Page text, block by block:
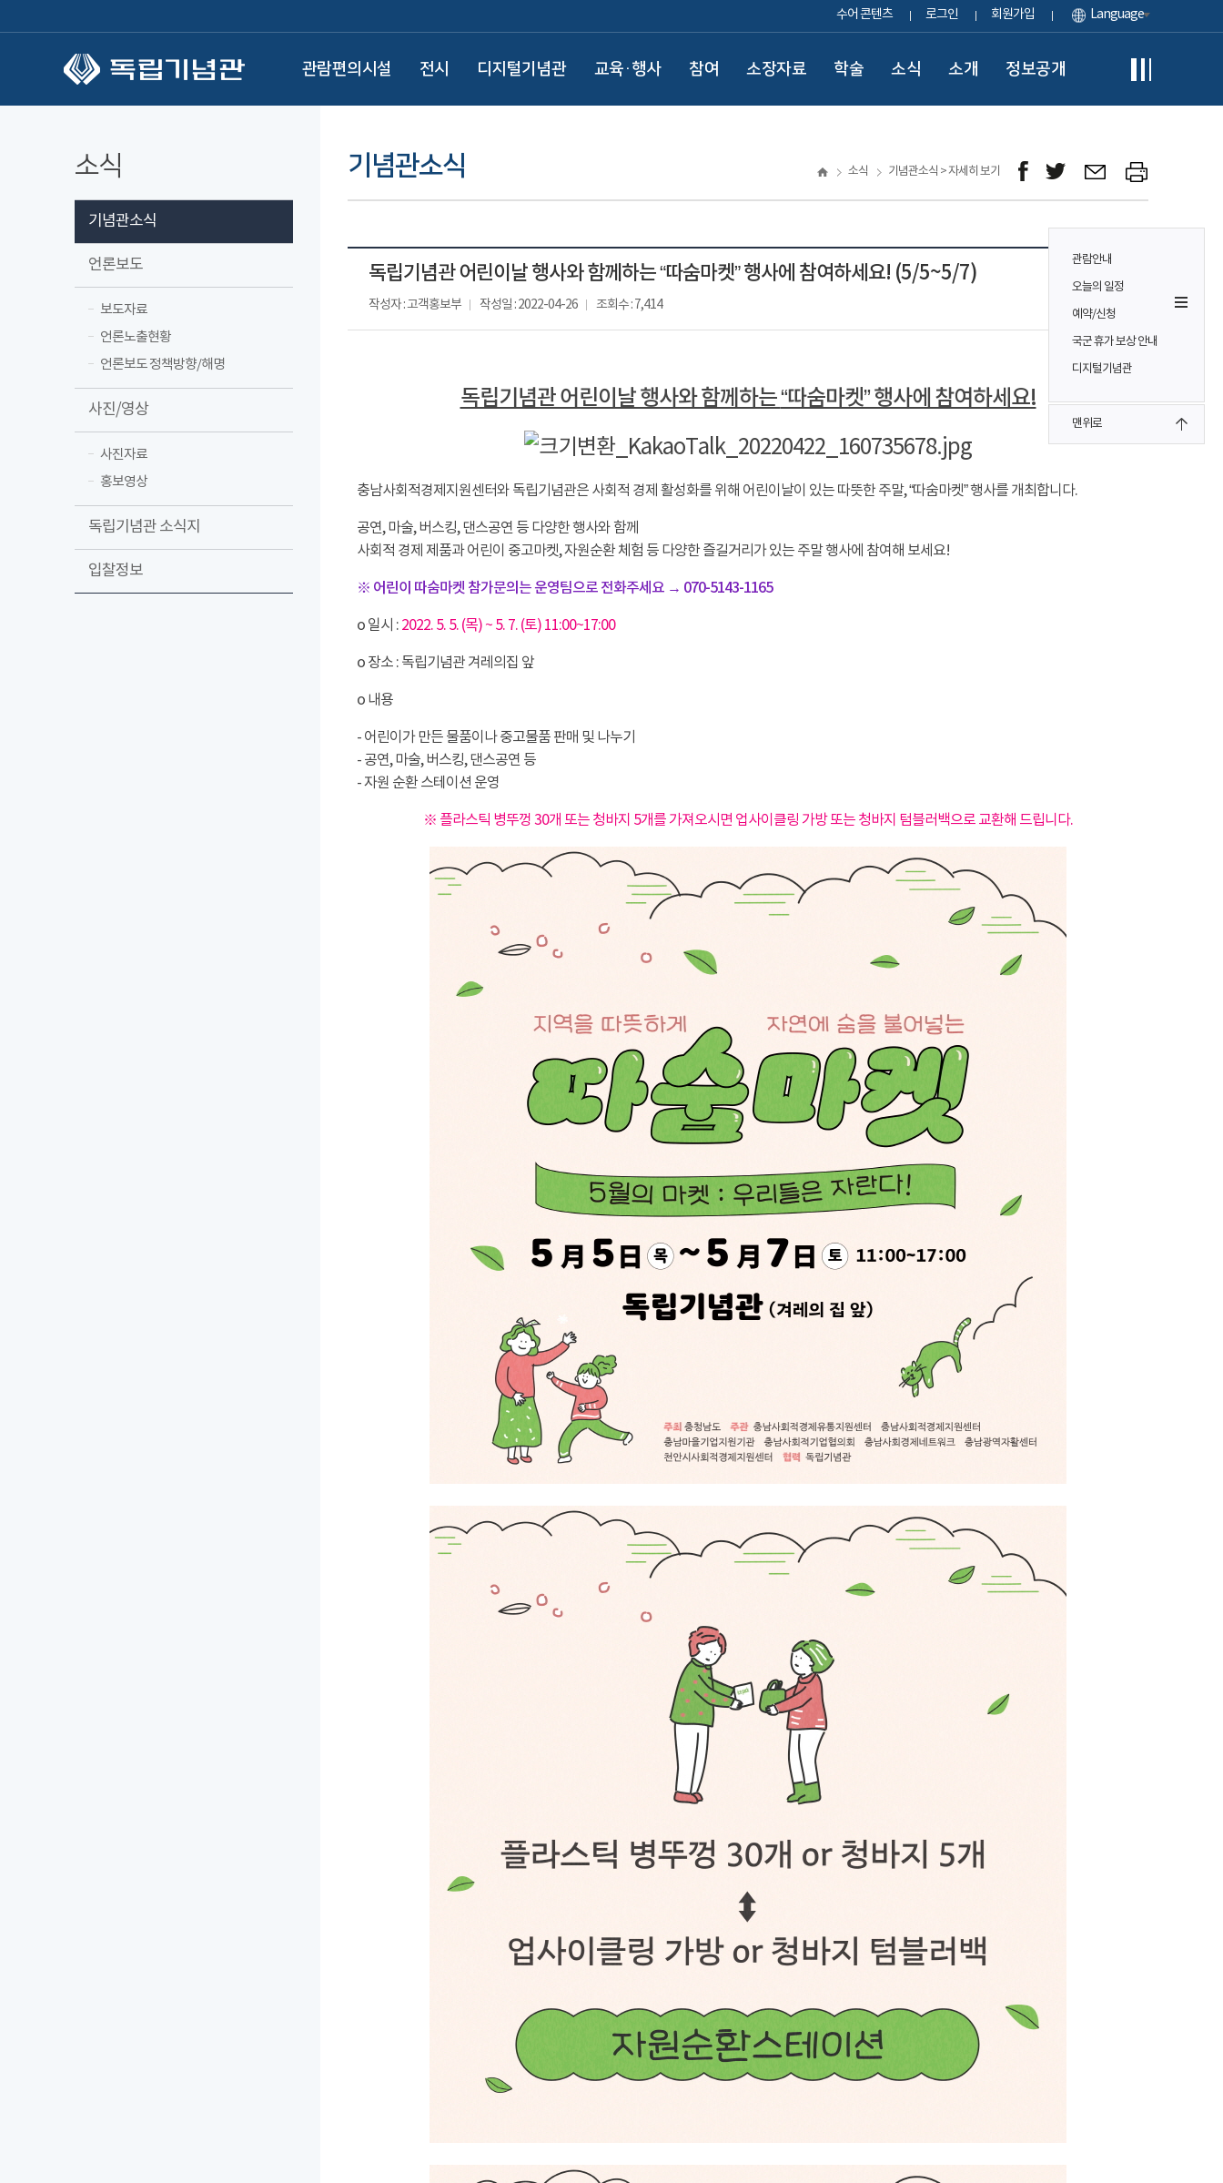
수어 콘텐츠 로그인 회원가입 Language
관람편의시설 전시 디지털기념관 교육·행사 참여 소장자료 학술 소식 소개 정보공개
관람안내
오늘의 일정
예약/신청
국군 휴가 보상 안내
디지털기념관
맨위로
소식
기념관소식
언론보도
보도자료
언론노출현황
언론보도 정책방향/해명
사진/영상
사진자료
홍보영상
독립기념관 소식지
입찰정보
기념관소식 소식 기념관소식 > 자세히 보기
독립기념관 어린이날 행사와 함께하는 “따숨마켓” 행사에 참여하세요! (5/5~5/7)
작성자 : 고객홍보부 작성일 : 2022-04-26 조회수 : 7,414
독립기념관 어린이날 행사와 함께하는“따숨마켓” 행사에 참여하세요!
충남사회적경제지원센터와 독립기념관은 사회적 경제 활성화를 위해 어린이날이 있는 따뜻한 주말, “따숨마켓” 행사를 개최합니다.
공연, 마술, 버스킹, 댄스공연 등 다양한 행사와 함께
사회적 경제 제품과 어린이 중고마켓, 자원순환 체험 등 다양한 즐길거리가 있는 주말 행사에 참여해 보세요!
※ 어린이 따숨마켓 참가문의는 운영팀으로 전화주세요 → 070-5143-1165
o 일시 : 2022. 5. 5. (목) ~ 5. 7. (토) 11:00~17:00
o 장소 : 독립기념관 겨레의집 앞
o 내용
- 어린이가 만든 물품이나 중고물품 판매 및 나누기
- 공연, 마술, 버스킹, 댄스공연 등
- 자원 순환 스테이션 운영
※ 플라스틱 병뚜껑 30개 또는 청바지 5개를 가져오시면 업사이클링 가방 또는 청바지 텀블러백으로 교환해 드립니다.